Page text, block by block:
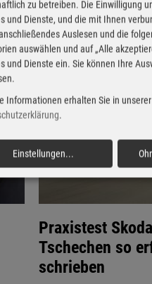
Praxistest
Tschechen so
schrieben
zu betreiben. Die Einwilligung
und Dienste, und die mit Ihnen
Auslesen und die
auswählen und auf „Alle
und Dienste ein. Sie können Ihre
Informationen erhalten Sie in unserer
.
Einstellungen...